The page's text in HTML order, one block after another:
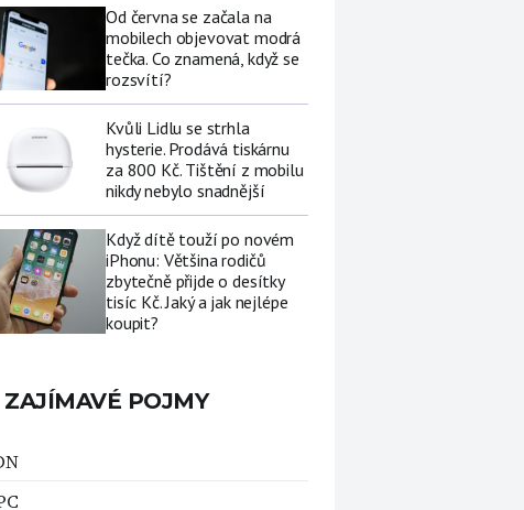
Od června se začala na
mobilech objevovat modrá
tečka. Co znamená, když se
rozsvítí?
Kvůli Lidlu se strhla
hysterie. Prodává tiskárnu
za 800 Kč. Tištění z mobilu
nikdy nebylo snadnější
Když dítě touží po novém
iPhonu: Většina rodičů
zbytečně přijde o desítky
tisíc Kč. Jaký a jak nejlépe
koupit?
ZAJÍMAVÉ POJMY